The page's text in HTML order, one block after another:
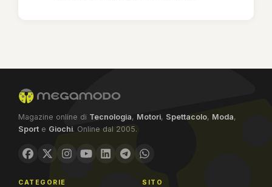
Magazine online di Tecnologia, Motori, Spettacolo, Moda,
Sport e Giochi. Online dal 2005.
CATEGORIE SITO